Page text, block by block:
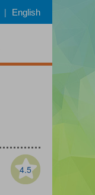
| English
4.5